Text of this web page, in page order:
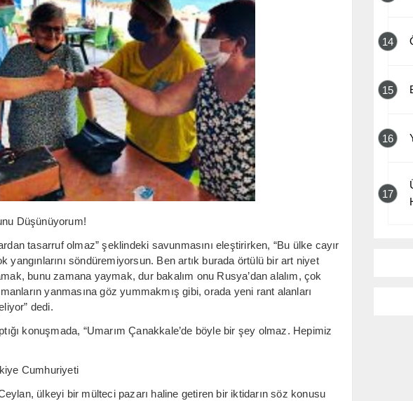
Düşünüyorum!
tasarruf olmaz” şeklindeki savunmasını eleştirirken, “Bu ülke cayır
yangınlarını söndüremiyorsun. Ben artık burada örtülü bir art niyet
bunu zamana yaymak, dur bakalım onu Rusya’dan alalım, çok
yanmasına göz yummakmış gibi, orada yeni rant alanları
dedi.
konuşmada, “Umarım Çanakkale’de böyle bir şey olmaz. Hepimiz
Cumhuriyeti
ülkeyi bir mülteci pazarı haline getiren bir iktidarın söz konusu
14
15
16
17